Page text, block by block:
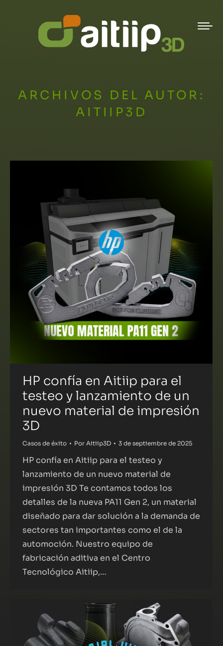
ARCHIVOS DEL AUTOR:
AITIIP3D
HP confía en Aitiip para el
testeo y lanzamiento de un
nuevo material de impresión
3D
Casos de éxito Por Aitiip3D 3 de septiembre de 2025
HP confía en Aitiip para el testeo y
lanzamiento de un nuevo material de
impresión 3D Te contamos todos los
detalles de la nueva PA11 Gen 2, un material
diseñado para dar solución a la demanda de
sectores tan importantes como el de la
automoción. Nuestro equipo de
fabricación aditiva en el Centro
Tecnológico Aitiip,…